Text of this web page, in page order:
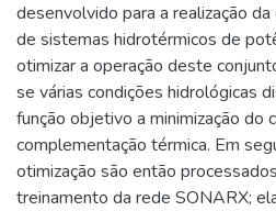
desenvolvido para a realização
de sistemas hidrotérmicos de
otimizar a operação deste
se várias condições hidrológicas
função objetivo a minimização do
complementação térmica. Em
otimização são então
treinamento da rede SONARX;